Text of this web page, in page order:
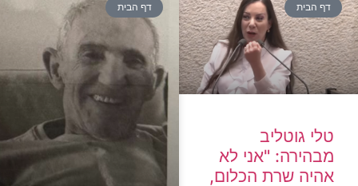
דף הבית
טלי גוטליב
מבהירה: "אני לא
אהיה שרת הכלום,
דף הבית